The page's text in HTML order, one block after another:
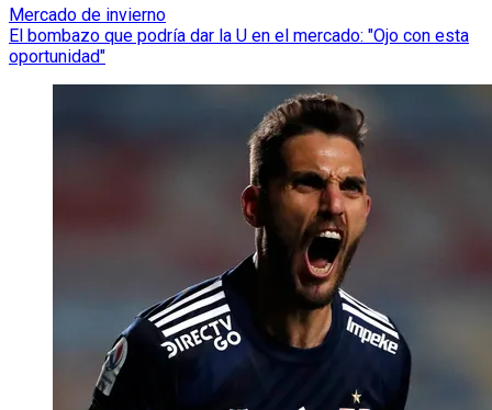
Mercado de invierno
El bombazo que podría dar la U en el mercado: "Ojo con esta
oportunidad"